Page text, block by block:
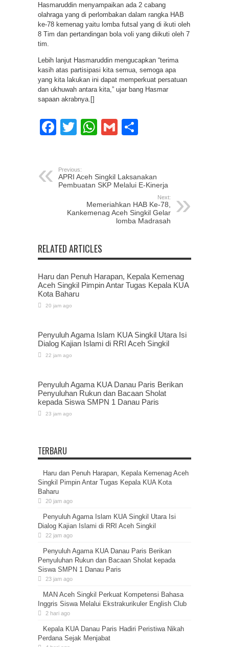
Hasmaruddin menyampaikan ada 2 cabang
olahraga yang di perlombakan dalam rangka HAB
ke-78 kemenag yaitu lomba futsal yang di ikuti oleh
8 Tim dan pertandingan bola voli yang diikuti oleh 7
tim.
Lebih lanjut Hasmaruddin mengucapkan “terima
kasih atas partisipasi kita semua, semoga apa
yang kita lakukan ini dapat memperkuat persatuan
dan ukhuwah antara kita,” ujar bang Hasmar
sapaan akrabnya.[]
Facebook
TwitterWhatsApp
Gmail
Previous:
APRI Aceh Singkil Laksanakan
Pembuatan SKP Melalui E-Kinerja
Next:
Memeriahkan HAB Ke-78,
Kankemenag Aceh Singkil Gelar
lomba Madrasah
RELATED ARTICLES
Haru dan Penuh Harapan, Kepala Kemenag
Aceh Singkil Pimpin Antar Tugas Kepala KUA
Kota Baharu
20 jam ago
Penyuluh Agama Islam KUA Singkil Utara Isi
Dialog Kajian Islami di RRI Aceh Singkil
22 jam ago
Penyuluh Agama KUA Danau Paris Berikan
Penyuluhan Rukun dan Bacaan Sholat
kepada Siswa SMPN 1 Danau Paris
23 jam ago
TERBARU
Haru dan Penuh Harapan, Kepala Kemenag Aceh
Singkil Pimpin Antar Tugas Kepala KUA Kota
Baharu
20 jam ago
Penyuluh Agama Islam KUA Singkil Utara Isi
Dialog Kajian Islami di RRI Aceh Singkil
22 jam ago
Penyuluh Agama KUA Danau Paris Berikan
Penyuluhan Rukun dan Bacaan Sholat kepada
Siswa SMPN 1 Danau Paris
23 jam ago
MAN Aceh Singkil Perkuat Kompetensi Bahasa
Inggris Siswa Melalui Ekstrakurikuler English Club
2 hari ago
Kepala KUA Danau Paris Hadiri Peristiwa Nikah
Perdana Sejak Menjabat